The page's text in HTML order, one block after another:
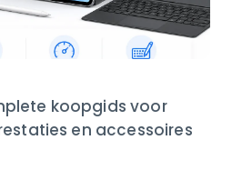
koopgids voor
en accessoires